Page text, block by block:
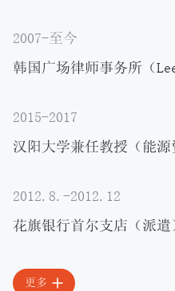
2007-至今
韩国广场律师事务所（
2015-2017
汉阳大学兼任教授（能源
2012.8.-2012.12
花旗银行首尔支店（派遣
更多